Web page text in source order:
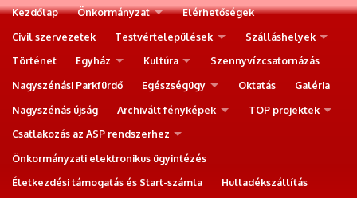
Kezdőlap Önkormányzat
Elérhetőségek
Civil szervezetek
Testvértelepülések
Szálláshelyek
Történet
Egyház Kultúra
Szennyvízcsatornázás
Nagyszénási Parkfürdő
Egészségügy Oktatás
Galéria
Nagyszénás újság
Archivált fényképek
TOP projektek
Csatlakozás az ASP rendszerhez
Önkormányzati elektronikus ügyintézés
Életkezdési támogatás és Start-számla
Hulladékszállítás